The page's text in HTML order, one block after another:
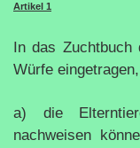
Artikel 1
In das
Würfe
a) die
nachweisen